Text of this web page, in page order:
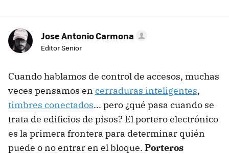
Jose Antonio Carmona
Editor Senior
Cuando hablamos de control de accesos, muchas
veces pensamos en cerraduras inteligentes,
timbres conectados... pero ¿qué pasa cuando se
trata de edificios de pisos? El portero electrónico
es la primera frontera para determinar quién
puede o no entrar en el bloque. Porteros